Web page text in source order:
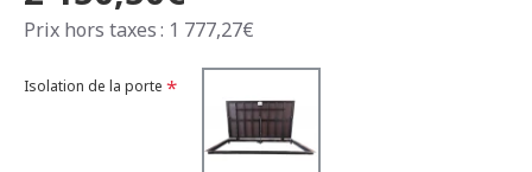
Prix hors taxes : 1 777,27€
Isolation de la porte